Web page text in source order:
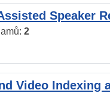
Speaker
2
Video Indexing